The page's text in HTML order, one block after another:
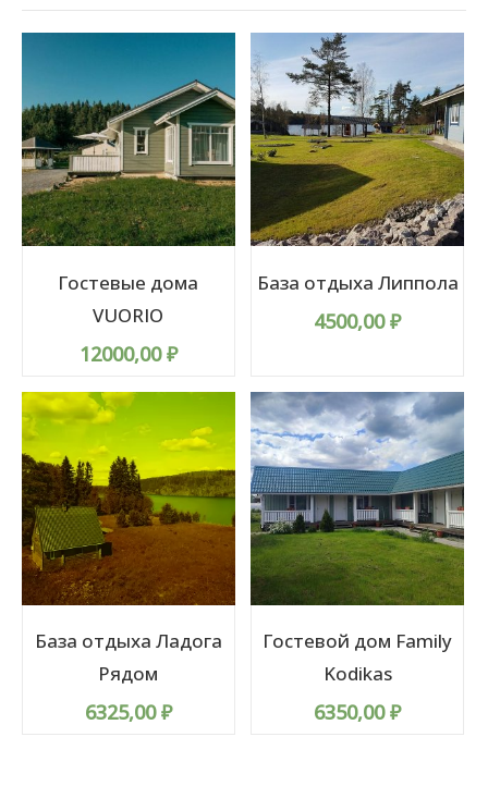
Гостевые дома
VUORIO
12000,00₽
База отдыха Липпола
4500,00₽
База отдыха Ладога
Рядом
6325,00₽
Гостевой дом Family
Kodikas
6350,00₽